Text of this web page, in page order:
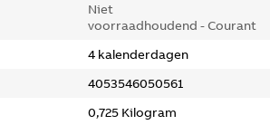
Niet
voorraadhoudend - Courant
4 kalenderdagen
4053546050561
0,725 Kilogram